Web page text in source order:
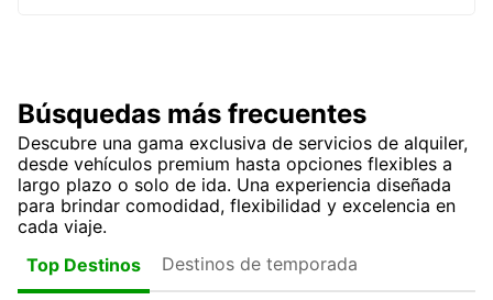
Búsquedas más frecuentes
Descubre una gama exclusiva de servicios de alquiler,
desde vehículos premium hasta opciones flexibles a
largo plazo o solo de ida. Una experiencia diseñada
para brindar comodidad, flexibilidad y excelencia en
cada viaje.
Top Destinos
Destinos de temporada